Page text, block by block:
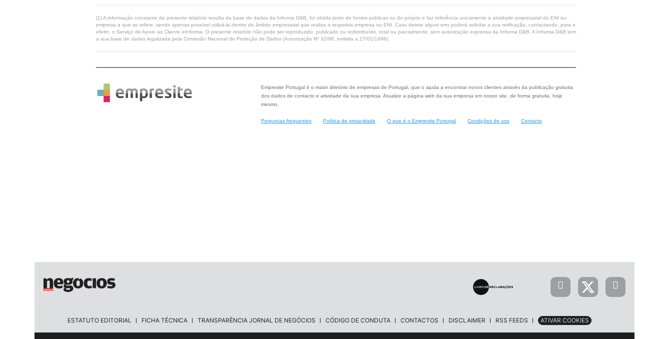
(1) A informação constante do presente relatório resulta da base de dados da Informa D&B, foi obtida junto de fontes públicas ou do próprio e faz referência unicamente à atividade empresarial do ENI ou
empresa a que se refere, sendo apenas possível utilizá-la dentro do âmbito empresarial que realiza a respetiva empresa ou ENI. Caso detete algum erro poderá solicitar a sua retificação, contactando, para o
efeito, o Serviço de Apoio ao Cliente eInforma. O presente relatório não pode ser reproduzido, publicado ou redistribuído, total ou parcialmente, sem autorização expressa da Informa D&B. A Informa D&B tem
a sua base de dados legalizada pela Comissão Nacional de Proteção de Dados (Autorização Nº 32/96, emitida a 27/02/1996).
Empresite Portugal é o maior diretório de empresas de Portugal, que o ajuda a encontrar novos clientes através da publicação gratuita
dos dados de contacto e atividade da sua empresa. Atualize a página web da sua empresa em nosso site, de forma gratuita, hoje
mesmo.
Perguntas frequentes Política de privacidade O que é o Empresite Portugal Condições de uso Contacto